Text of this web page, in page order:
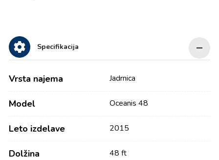
Specifikacija
Vrsta najema Jadrnica
Model Oceanis 48
Leto izdelave 2015
Dolžina 48 ft